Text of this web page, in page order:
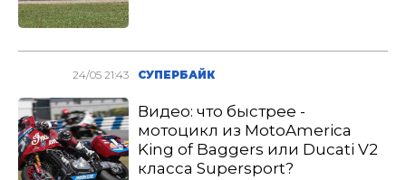
24/05 21:43 СУПЕРБАЙК
Видео: что быстрее -
мотоцикл из MotoAmerica
King of Baggers или Ducati V2
класса Supersport?